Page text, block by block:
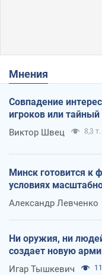
Мнения
Совпадение
игроков или
Виктор Швец 8,3 т.
Минск готовится к
условиях
Александр Левченко
Ни оружия, ни
создает новую
Игар Тышкевич